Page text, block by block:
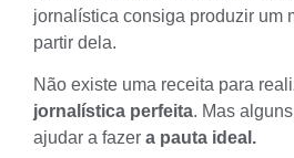
jornalística consiga produzir um
partir dela.
Não existe uma receita para
jornalística perfeita. Mas
ajudar a fazer a pauta ideal.